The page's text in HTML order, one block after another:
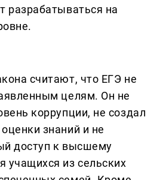
разрабатываться на
считают, что ЕГЭ не
целям. Он не
коррупции, не создал
знаний и не
доступ к высшему
учащихся из сельских